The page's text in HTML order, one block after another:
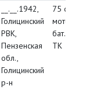
__.__.1942,
Голицинский
РВК,
Пензенская
обл.,
Голицинский
р-н
75 отд.
мотоц.
бат. 29
ТК